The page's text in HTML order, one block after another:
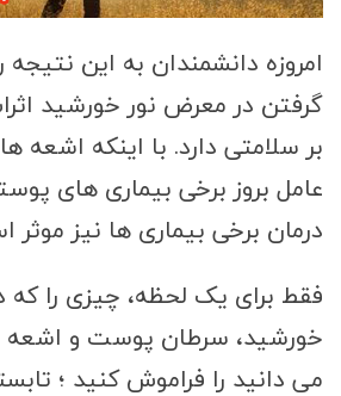
امروزه دانشمندان به این نتیجه
گرفتن در معرض نور خورشید
بر سلامتی دارد. با اینکه اشعه
عامل بروز برخی بیماری های
درمان برخی بیماری ها نیز
فقط برای یک لحظه، چیزی را که
خورشید، سرطان پوست و اشعه
می دانید را فراموش کنید ؛